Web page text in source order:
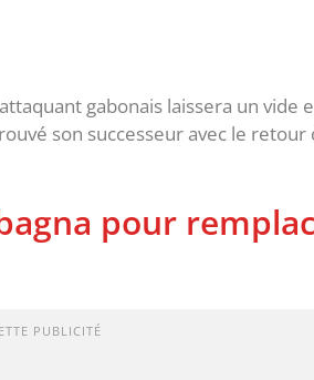
gabonais laissera un vide
son successeur avec le retour
pour
PUBLICITÉ